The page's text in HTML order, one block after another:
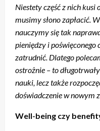
Niestety część z nich
musimy słono zapłacić.
nauczymy się tak
pieniędzy i poświęconego
zatrudnić. Dlatego
ostrożnie – to
nauki, lecz także
doświadczenie w nowym
Well-being czy